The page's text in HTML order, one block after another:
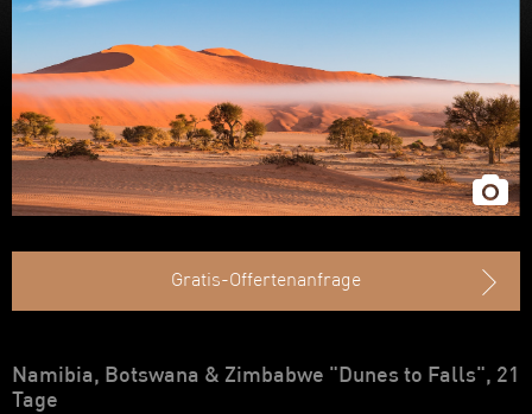
Madagaskar
Marokko
Gratis-Offertenanfrage
Namibia, Botswana & Zimbabwe "Dunes to Falls", 21
Tage